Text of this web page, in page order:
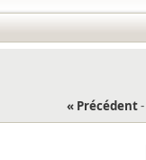
« Précédent-